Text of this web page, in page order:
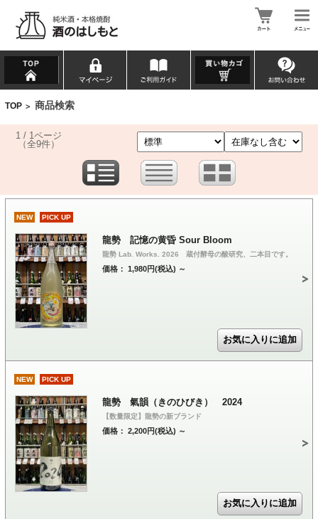
TOP > 商品検索
1 / 1ページ
（全9件）
NEW PICK UP
龍勢 記憶の黄昏 Sour Bloom
龍勢 Lab. Works. 2026 蔵付酵母の酸研究、二本目です。
価格： 1,980円(税込) ～
NEW PICK UP
龍勢 氣韻（きのひびき） 2024
【数量限定】龍勢の新ブランド
価格： 2,200円(税込) ～